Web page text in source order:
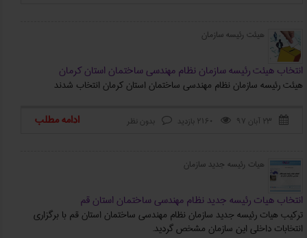
هیئت رئیسه سازمان
انتخاب هیئت رئیسه سازمان نظام مهندسی ساختمان استان کرمان
هیئت رئیسه سازمان نظام مهندسی ساختمان استان کرمان انتخاب شدند
 ۲۳ آبان ۹۷  2160 بازدید  بدون نظر ادامه مطلب
هیات رئیسه جدید سازمان
انتخاب هیات رئیسه جدید نظام مهندسی ساختمان استان قم
ترکیب هیات رئیسه جدید سازمان نظام مهندسی ساختمان استان قم با برگزاری
انتخابات داخلی این سازمان مشخص گردید.